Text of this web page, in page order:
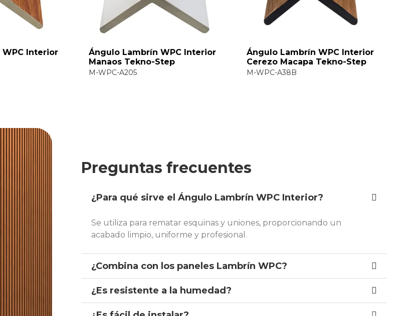
Ángulo Lambrín WPC Interior
Manaos Tekno-Step
Ángulo Lambrín WPC Interior
Cerezo Macapa Tekno-Step
Ángulo
Nogal Olinda
Preguntas frecuentes
¿Para qué sirve el Ángulo Lambrín WPC Interior?
Se utiliza para rematar esquinas y uniones, proporcionando un
acabado limpio, uniforme y profesional.
¿Combina con los paneles Lambrín WPC?
¿Es resistente a la humedad?